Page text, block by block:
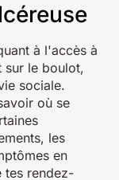
à l'accès à
sur le boulot,
sociale.
où se
les
en
tes rendez-